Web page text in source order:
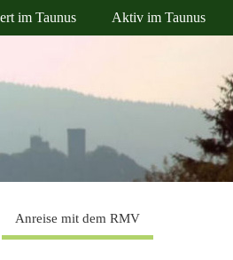
im Taunus Aktiv im Taunus
Anreise mit dem RMV